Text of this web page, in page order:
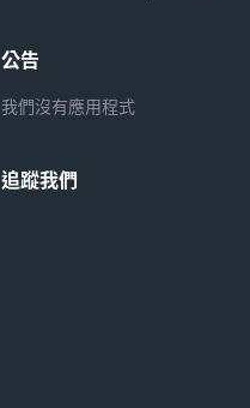
公告
我們沒有應用程式
追蹤我們